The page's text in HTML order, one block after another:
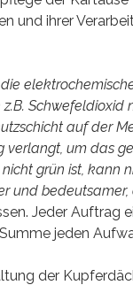
und ihrer
Schwefeldioxid
auf der
um das
grün ist, kann
bedeutsamer,
Jeder Auftrag
jeden
der